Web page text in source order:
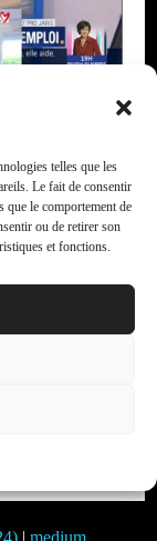
telles que les
Le fait de consentir
que le comportement de
ou de retirer son
et fonctions.
|medium